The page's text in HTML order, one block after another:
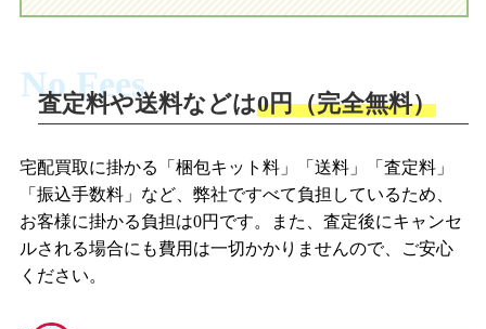
No Fees
査定料や送料などは0円（完全無料）
宅配買取に掛かる「梱包キット料」「送料」「査定料」
「振込手数料」など、弊社ですべて負担しているため、
お客様に掛かる負担は0円です。また、査定後にキャンセ
ルされる場合にも費用は一切かかりませんので、ご安心
ください。